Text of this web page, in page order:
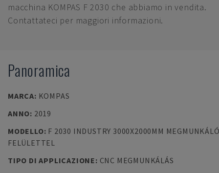
macchina KOMPAS F 2030 che abbiamo in vendita.
Contattateci per maggiori informazioni.
Panoramica
MARCA: KOMPAS
ANNO: 2019
MODELLO: F 2030 INDUSTRY 3000X2000MM
FELÜLETTEL
TIPO DI APPLICAZIONE: CNC MEGMUNKÁLÁS